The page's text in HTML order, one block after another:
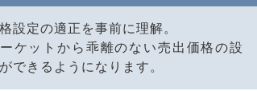
設定の適正を事前に理解。
ケットから乖離のない売出価格の設
できるようになります。